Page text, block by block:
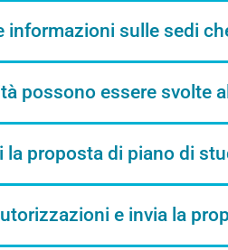
informazioni sulle sedi
possono essere svolte
la proposta di piano di
e invia la